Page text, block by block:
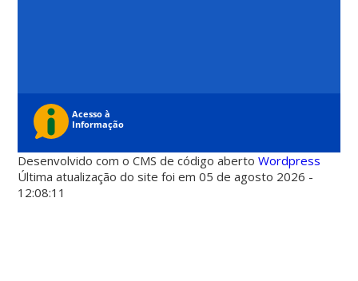
Desenvolvido com o CMS de código abertoWordpress
Última atualização do site foi em 05 de agosto 2026 -
12:08:11